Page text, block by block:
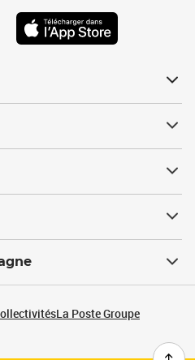
La Poste Groupe